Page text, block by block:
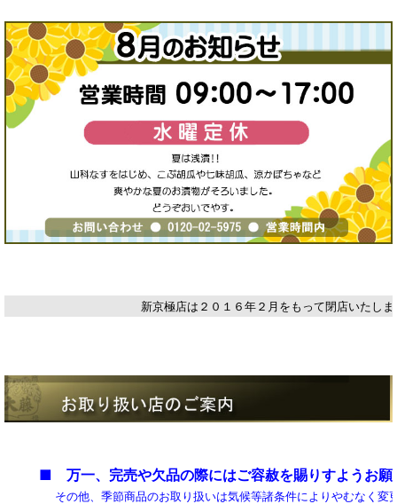
新京極店は２０１６年２月をもって閉店いたしま
■ 万一、完売や欠品の際にはご容赦を賜りすようお
その他、季節商品のお取り扱いは気候等諸条件によりやむなく変